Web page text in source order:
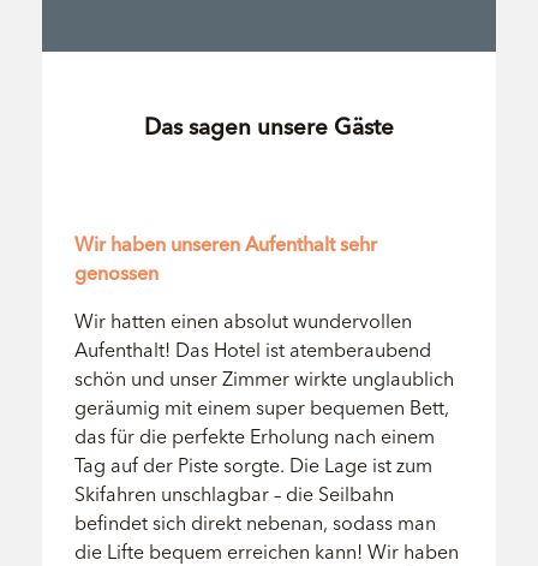
Das sagen unsere Gäste
Wir haben unseren Aufenthalt sehr
genossen
Wir hatten einen absolut wundervollen
Aufenthalt! Das Hotel ist atemberaubend
schön und unser Zimmer wirkte unglaublich
geräumig mit einem super bequemen Bett,
das für die perfekte Erholung nach einem
Tag auf der Piste sorgte. Die Lage ist zum
Skifahren unschlagbar – die Seilbahn
befindet sich direkt nebenan, sodass man
die Lifte bequem erreichen kann! Wir haben